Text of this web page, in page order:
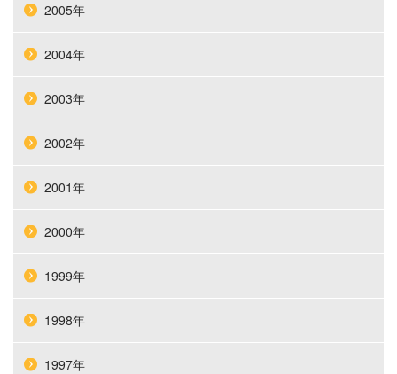
2005年
2004年
2003年
2002年
2001年
2000年
1999年
1998年
1997年